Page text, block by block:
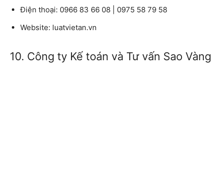
Điện thoại: 0966 83 66 08 | 0975 58 79 58
Website: luatvietan.vn
10. Công ty Kế toán và Tư vấn Sao Vàng